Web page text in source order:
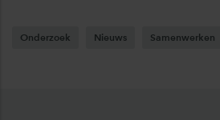
Onderzoek Nieuws Samenwerken